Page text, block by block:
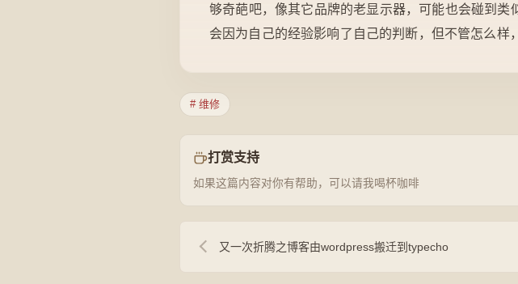
够奇葩吧，像其它品牌的老显示器，可能也会碰到
会因为自己的经验影响了自己的判断，但不管怎么样
# 维修
打赏支持
如果这篇内容对你有帮助，可以请我喝杯咖啡
又一次折腾之博客由wordpress搬迁到typecho